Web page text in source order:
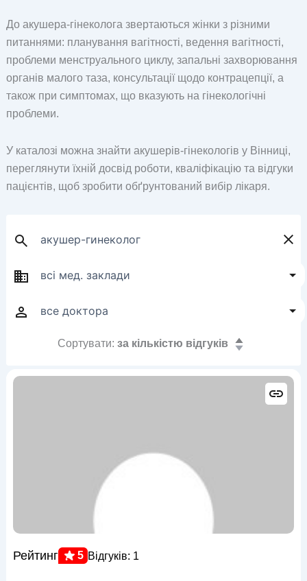
До акушера-гінеколога звертаються жінки з різними
питаннями: планування вагітності, ведення вагітності,
проблеми менструального циклу, запальні захворювання
органів малого таза, консультації щодо контрацепції, а
також при симптомах, що вказують на гінекологічні
проблеми.
У каталозі можна знайти акушерів-гінекологів у Вінниці,
переглянути їхній досвід роботи, кваліфікацію та відгуки
пацієнтів, щоб зробити обґрунтований вибір лікаря.
Сортувати: за кількістю відгуків
Рейтинг 5 Відгуків: 1